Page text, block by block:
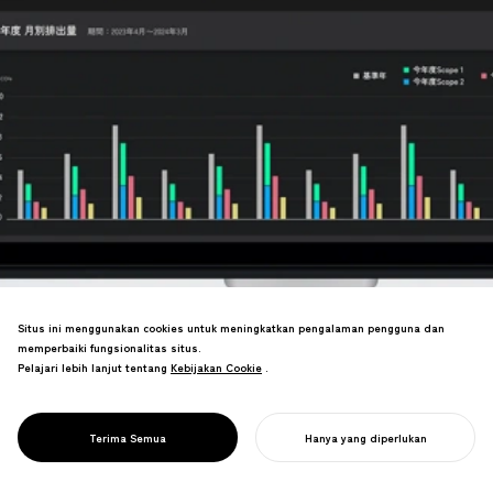
PROJECT
SUSTUS
pengukuran CO₂ korporat dan layanan
memungkinkan beberapa perusahaan
klien mencapai status zero-carbon.
Situs ini menggunakan cookies untuk meningkatkan pengalaman pengguna dan
memperbaiki fungsionalitas situs.
Pelajari lebih lanjut tentang Kebijakan Cookie
Kebijakan Cookie .
Terima Semua Hanya yang diperlukan